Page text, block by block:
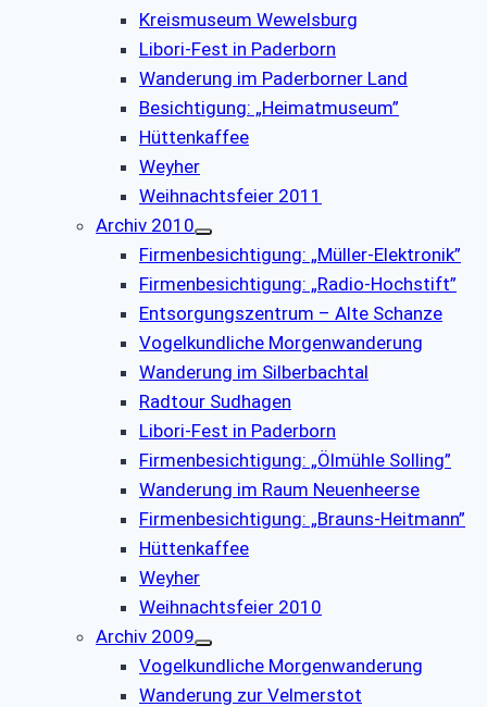
Kreismuseum Wewelsburg
Libori-Fest in Paderborn
Wanderung im Paderborner Land
Besichtigung: „Heimatmuseum”
Hüttenkaffee
Weyher
Weihnachtsfeier 2011
Archiv 2010
Firmenbesichtigung: „Müller-Elektronik”
Firmenbesichtigung: „Radio-Hochstift”
Entsorgungszentrum – Alte Schanze
Vogelkundliche Morgenwanderung
Wanderung im Silberbachtal
Radtour Sudhagen
Libori-Fest in Paderborn
Firmenbesichtigung: „Ölmühle Solling”
Wanderung im Raum Neuenheerse
Firmenbesichtigung: „Brauns-Heitmann”
Hüttenkaffee
Weyher
Weihnachtsfeier 2010
Archiv 2009
Vogelkundliche Morgenwanderung
Wanderung zur Velmerstot